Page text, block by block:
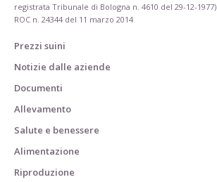
registrata Tribunale di Bologna n. 4610 del 29-12-1977)
ROC n. 24344 del 11 marzo 2014
Prezzi suini
Notizie dalle aziende
Documenti
Allevamento
Salute e benessere
Alimentazione
Riproduzione